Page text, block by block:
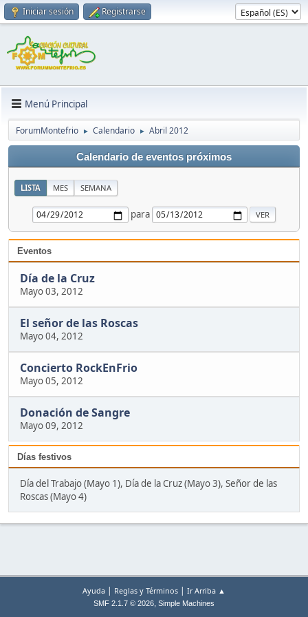
Iniciar sesión Registrarse
Menú Principal
ForumMontefrio ► Calendario ► Abril 2012
Calendario de eventos próximos
LISTA MES SEMANA
para
Eventos
Día de la Cruz
Mayo 03, 2012
El señor de las Roscas
Mayo 04, 2012
Concierto RockEnFrio
Mayo 05, 2012
Donación de Sangre
Mayo 09, 2012
Días festivos
Día del Trabajo (Mayo 1), Día de la Cruz (Mayo 3), Señor de las
Roscas (Mayo 4)
Ayuda | Reglas y Términos | Ir Arriba ▲
SMF 2.1.7 © 2026, Simple Machines